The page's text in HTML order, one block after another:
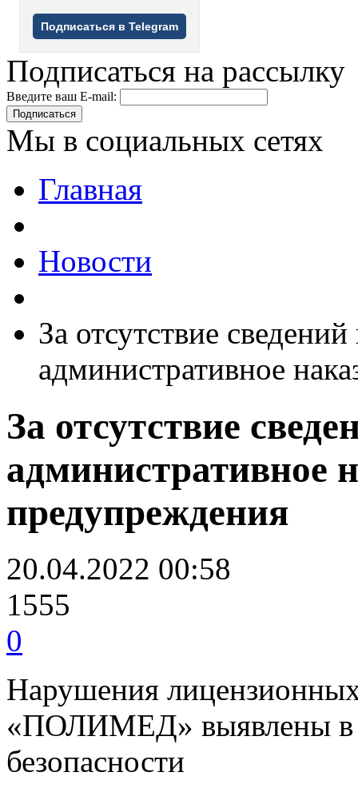
Подписаться в Telegram
Подписаться на рассылку
Введите ваш E-mail:
Подписаться
Мы в социальных сетях
Главная
Новости
За отсутствие
административное
За отсутствие
административное
предупреждения
20.04.2022 00:58
1555
0
Нарушения
«ПОЛИМЕД» выявлены в
безопасности